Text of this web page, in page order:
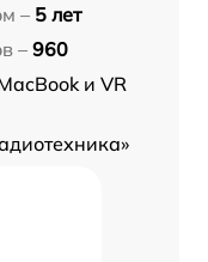
– 5 лет
– 960
и VR